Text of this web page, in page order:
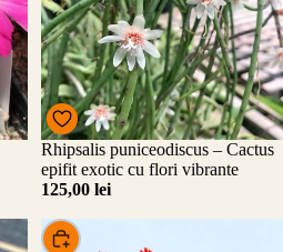
Adăugați
Rhipsalis puniceodiscus – Cactus
epifit exotic cu flori vibrante
125,00 lei
Alege